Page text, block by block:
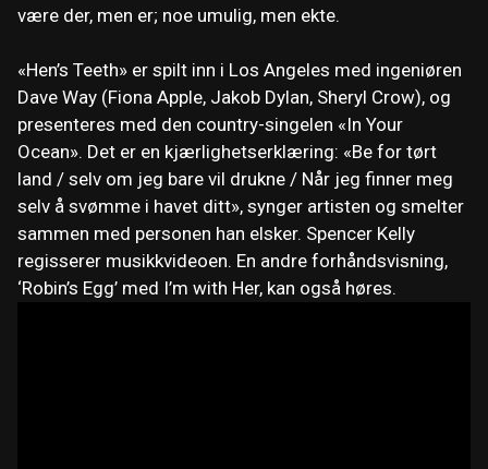
være der, men er; noe umulig, men ekte.
«Hen’s Teeth» er spilt inn i Los Angeles med ingeniøren
Dave Way (Fiona Apple, Jakob Dylan, Sheryl Crow), og
presenteres med den country-singelen «In Your
Ocean». Det er en kjærlighetserklæring: «Be for tørt
land / selv om jeg bare vil drukne / Når jeg finner meg
selv å svømme i havet ditt», synger artisten og smelter
sammen med personen han elsker. Spencer Kelly
regisserer musikkvideoen. En andre forhåndsvisning,
‘Robin’s Egg’ med I’m with Her, kan også høres.